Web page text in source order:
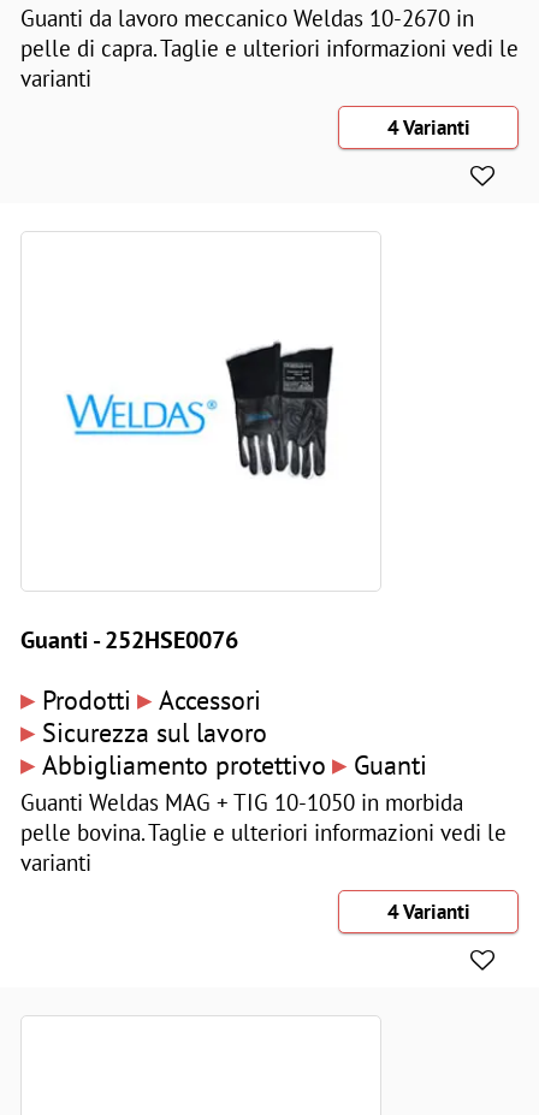
Guanti da lavoro meccanico Weldas 10-2670 in
pelle di capra. Taglie e ulteriori informazioni vedi le
varianti
4 Varianti
Guanti - 252HSE0076
▸ Prodotti ▸ Accessori
▸ Sicurezza sul lavoro
▸ Abbigliamento protettivo ▸ Guanti
Guanti Weldas MAG + TIG 10-1050 in morbida
pelle bovina. Taglie e ulteriori informazioni vedi le
varianti
4 Varianti